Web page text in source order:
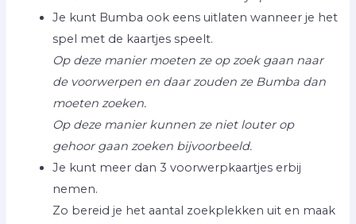
Je kunt Bumba ook eens uitlaten wanneer je het
spel met de kaartjes speelt.
Op deze manier moeten ze op zoek gaan naar
de voorwerpen en daar zouden ze Bumba dan
moeten zoeken.
Op deze manier kunnen ze niet louter op
gehoor gaan zoeken bijvoorbeeld.
Je kunt meer dan 3 voorwerpkaartjes erbij
nemen.
Zo bereid je het aantal zoekplekken uit en maak